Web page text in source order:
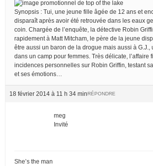
Synopsis : Tui, une jeune fille âgée de 12 ans et
disparaît après avoir été retrouvée dans les eaux
coin. Chargée de l’enquête, la détective Robin
rapidement à Matt Mitcham, le père de la jeune
être aussi un baron de la drogue mais aussi à G.J.,
dans un camp pour femmes. Très délicate, l’affaire
incidences personnelles sur Robin Griffin, testant
et ses émotions…
18 février 2014 à 11 h 34 minRÉPONDRE
meg
Invité
She’s the man